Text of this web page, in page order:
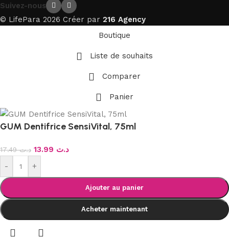
Suivez-nous
© LifePara 2026 Créer par 216 Agency
Boutique
Liste de souhaits
Comparer
Panier
GUM Dentifrice SensiVital, 75ml
د.ت17.49 د.ت
-
+
Ajouter au panier
Acheter maintenant